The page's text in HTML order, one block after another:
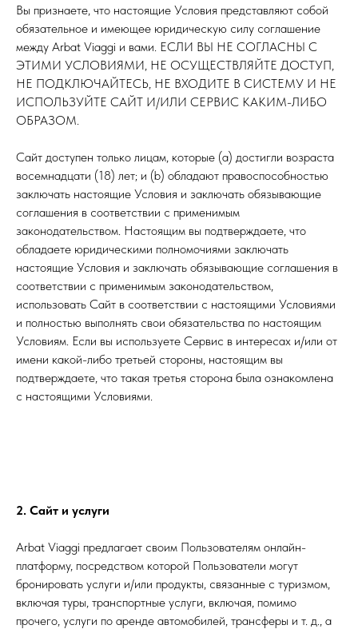
Вы признаете, что настоящие Условия представляют собой
обязательное и имеющее юридическую силу соглашение
между Arbat Viaggi и вами. ЕСЛИ ВЫ НЕ СОГЛАСНЫ С
ЭТИМИ УСЛОВИЯМИ, НЕ ОСУЩЕСТВЛЯЙТЕ ДОСТУП,
НЕ ПОДКЛЮЧАЙТЕСЬ, НЕ ВХОДИТЕ В СИСТЕМУ И НЕ
ИСПОЛЬЗУЙТЕ САЙТ И/ИЛИ СЕРВИС КАКИМ-ЛИБО
ОБРАЗОМ.
Сайт доступен только лицам, которые (a) достигли возраста
восемнадцати (18) лет; и (b) обладают правоспособностью
заключать настоящие Условия и заключать обязывающие
соглашения в соответствии с применимым
законодательством. Настоящим вы подтверждаете, что
обладаете юридическими полномочиями заключать
настоящие Условия и заключать обязывающие соглашения в
соответствии с применимым законодательством,
использовать Сайт в соответствии с настоящими Условиями
и полностью выполнять свои обязательства по настоящим
Условиям. Если вы используете Сервис в интересах и/или от
имени какой-либо третьей стороны, настоящим вы
подтверждаете, что такая третья сторона была ознакомлена
с настоящими Условиями.
2. Сайт и услуги
Arbat Viaggi предлагает своим Пользователям онлайн-
платформу, посредством которой Пользователи могут
бронировать услуги и/или продукты, связанные с туризмом,
включая туры, транспортные услуги, включая, помимо
прочего, услуги по аренде автомобилей, трансферы и т. д., а